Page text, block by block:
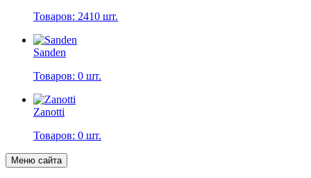
Товаров: 2410 шт.
Sanden
Товаров: 0 шт.
Zanotti
Товаров: 0 шт.
Меню сайта